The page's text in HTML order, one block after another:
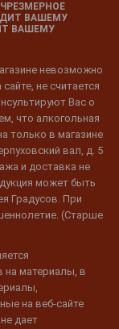
ВАШЕМУ
ВАШЕМУ
невозможно
не считается
Вас о
что алкогольная
только в магазине
вал, д. 5
и доставка не
может быть
Градусов. При
(Старше
на материалы, в
на веб-сайте
дает